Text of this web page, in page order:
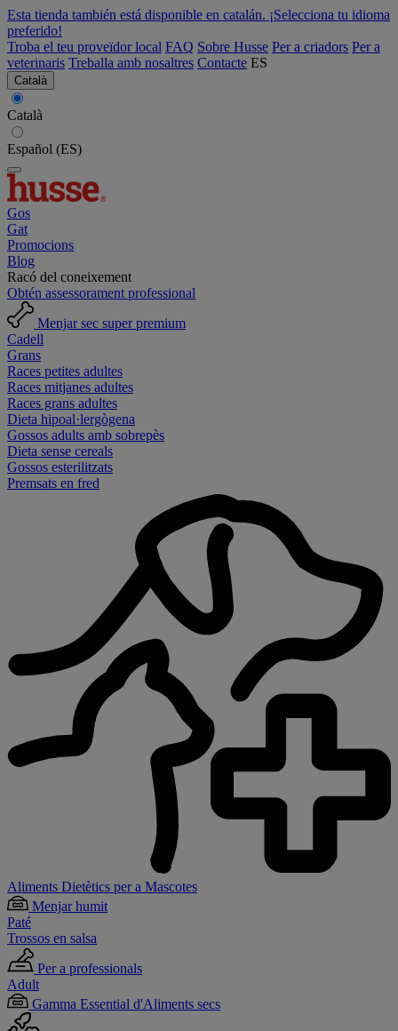
Esta tienda también está disponible en catalán. ¡Selecciona tu idioma
preferido!
Troba el teu proveïdor local FAQ Sobre Husse Per a criadors Per a
veterinaris Treballa amb nosaltres Contacte ES
Català
Català
Español (ES)
Gos
Gat
Promocions
Blog
Racó del coneixement
Obtén assessorament professional
Menjar sec super premium
Cadell
Grans
Races petites adultes
Races mitjanes adultes
Races grans adultes
Dieta hipoal·lergògena
Gossos adults amb sobrepès
Dieta sense cereals
Gossos esterilitzats
Premsats en fred
Aliments Dietètics per a Mascotes
Menjar humit
Paté
Trossos en salsa
Per a professionals
Adult
Gamma Essential d'Aliments secs